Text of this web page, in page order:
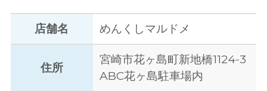
店舗名 めんくしマルドメ
住所
宮崎市花ヶ島町新地橋1124-3
ABC花ヶ島駐車場内